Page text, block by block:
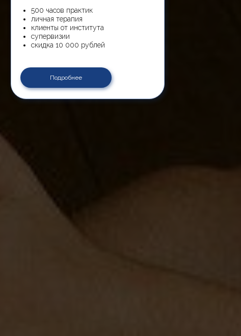
500 часов практик
личная терапия
клиенты от института
супервизии
скидка 10 000 рублей
Подробнее